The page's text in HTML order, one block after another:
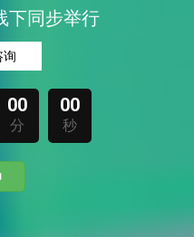
下同步举行
询
00
分
00
秒